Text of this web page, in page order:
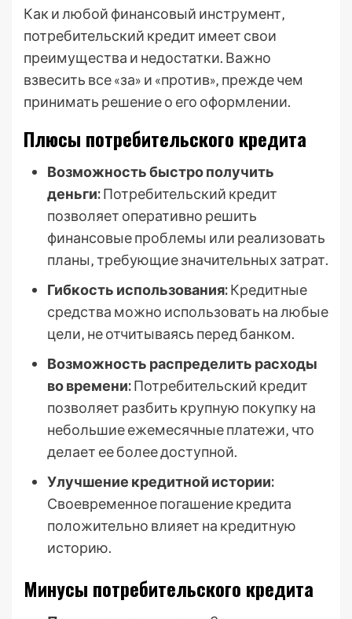
Как и любой финансовый инструмент‚
потребительский кредит имеет свои
преимущества и недостатки. Важно
взвесить все «за» и «против»‚ прежде чем
принимать решение о его оформлении.
Плюсы потребительского кредита
Возможность быстро получить
деньги:Потребительский кредит
позволяет оперативно решить
финансовые проблемы или реализовать
планы‚ требующие значительных затрат.
Гибкость использования:Кредитные
средства можно использовать на любые
цели‚ не отчитываясь перед банком.
Возможность распределить расходы
во времени:Потребительский кредит
позволяет разбить крупную покупку на
небольшие ежемесячные платежи‚ что
делает ее более доступной.
Улучшение кредитной истории:
Своевременное погашение кредита
положительно влияет на кредитную
историю.
Минусы потребительского кредита